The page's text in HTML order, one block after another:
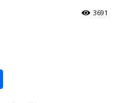
3691